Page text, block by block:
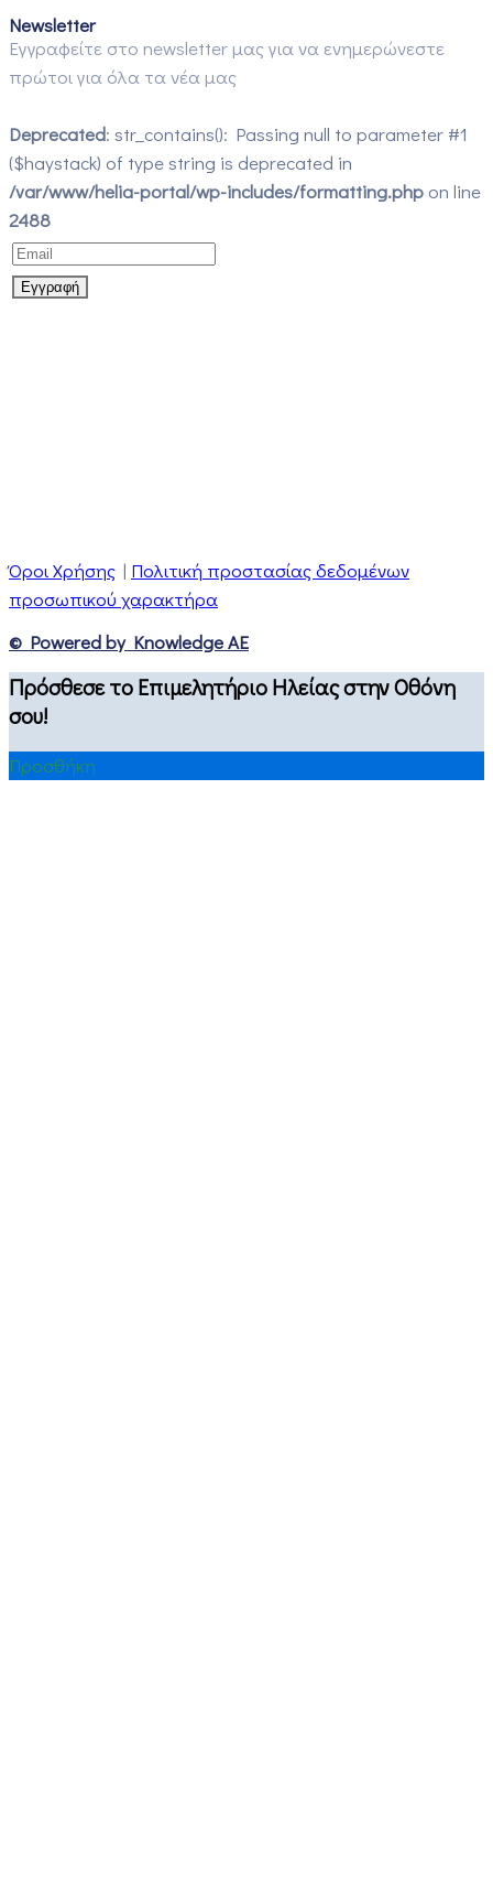
Newsletter
Εγγραφείτε στο newsletter μας για να ενημερώνεστε
πρώτοι για όλα τα νέα μας
Deprecated: str_contains(): Passing null to parameter #1
($haystack) of type string is deprecated in
/var/www/helia-portal/wp-includes/formatting.php on line
2488
Όροι Χρήσης | Πολιτική προστασίας δεδομένων
προσωπικού χαρακτήρα
© Powered by Knowledge AE
Πρόσθεσε το Επιμελητήριο Ηλείας στην Οθόνη
σου!
Προσθήκη